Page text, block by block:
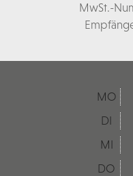
MwSt.-
MO
DI
MI
DO